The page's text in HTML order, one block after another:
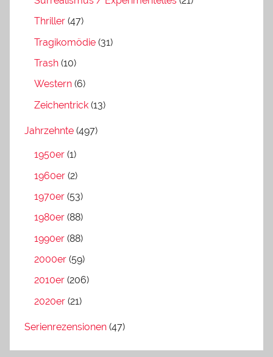
Thriller (47)
Tragikomödie (31)
Trash (10)
Western (6)
Zeichentrick (13)
Jahrzehnte (497)
1950er (1)
1960er (2)
1970er (53)
1980er (88)
1990er (88)
2000er (59)
2010er (206)
2020er (21)
Serienrezensionen (47)